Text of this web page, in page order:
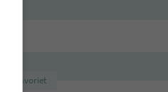
Favoriet